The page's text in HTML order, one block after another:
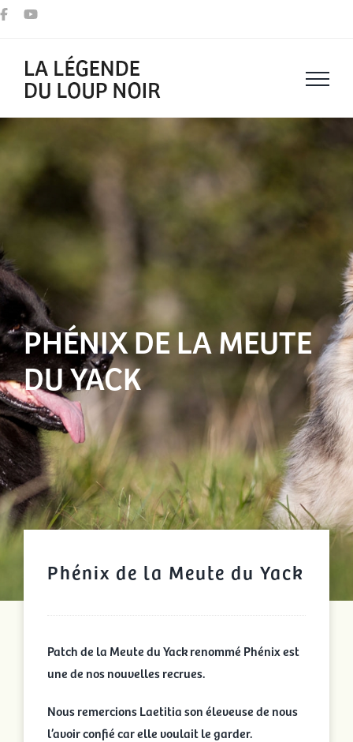
Passer
PHÉNIX DE LA MEUTE
DU YACK
Phénix de la Meute du Yack
Patch de la Meute du Yack renommé Phénix est
une de nos nouvelles recrues.
Nous remercions Laetitia son éleveuse de nous
l’avoir confié car elle voulait le garder.